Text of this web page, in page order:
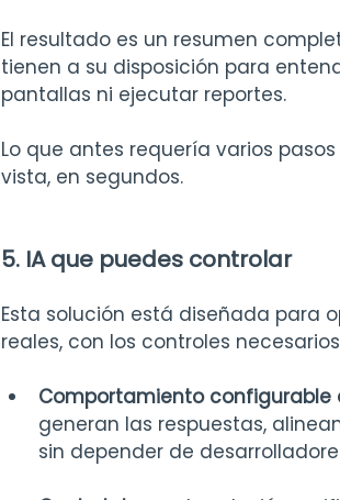
El resultado es un resumen
tienen a su disposición para
pantallas ni ejecutar reportes.
Lo que antes requería varios
vista, en segundos.
5. IA que puedes controlar
Esta solución está diseñada para
reales, con los controles
Comportamiento configurable
generan las respuestas,
sin depender de